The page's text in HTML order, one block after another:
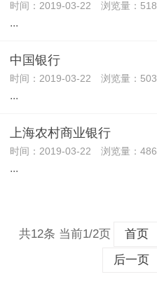
时间：2019-03-22 浏览量：518
...
中国银行
时间：2019-03-22 浏览量：503
...
上海农村商业银行
时间：2019-03-22 浏览量：486
...
共12条 当前1/2页 首页
后一页